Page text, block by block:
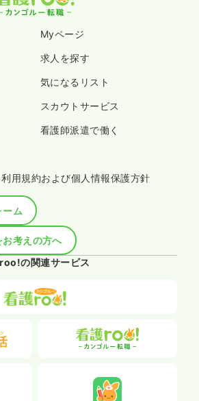
Myページ
求人を探す
気になるリスト
スカウトサービス
看護師派遣で働く
用規約および個人情報保護方針
ーム
考えの方へ
の関連サービス